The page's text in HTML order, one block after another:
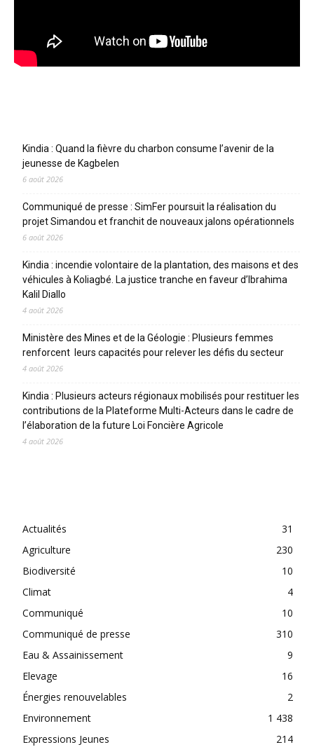
Kindia : Quand la fièvre du charbon consume l’avenir de la
jeunesse de Kagbelen
6 août 2026
Communiqué de presse : SimFer poursuit la réalisation du
projet Simandou et franchit de nouveaux jalons opérationnels
6 août 2026
Kindia : incendie volontaire de la plantation, des maisons et des
véhicules à Koliagbé. La justice tranche en faveur d’Ibrahima
Kalil Diallo
4 août 2026
Ministère des Mines et de la Géologie : Plusieurs femmes
renforcent leurs capacités pour relever les défis du secteur
4 août 2026
Kindia : Plusieurs acteurs régionaux mobilisés pour restituer les
contributions de la Plateforme Multi-Acteurs dans le cadre de
l’élaboration de la future Loi Foncière Agricole
4 août 2026
Actualités
31
Agriculture
230
Biodiversité
10
Climat
4
Communiqué
10
Communiqué de presse
310
Eau & Assainissement
9
Elevage
16
Énergies renouvelables
2
Environnement
1 438
Expressions Jeunes
214